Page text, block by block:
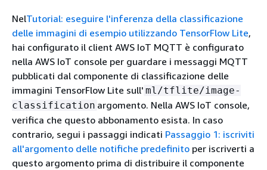
NelTutorial: eseguire l'inferenza della classificazione
delle immagini di esempio utilizzando TensorFlow Lite,
hai configurato il client AWS IoT MQTT è configurato
nella AWS IoT console per guardare i messaggi MQTT
pubblicati dal componente di classificazione delle
immagini TensorFlow Lite sull' ml/tflite/image-
classification argomento. Nella AWS IoT console,
verifica che questo abbonamento esista. In caso
contrario, segui i passaggi indicati Passaggio 1: iscriviti
all'argomento delle notifiche predefinito per iscriverti a
questo argomento prima di distribuire il componente